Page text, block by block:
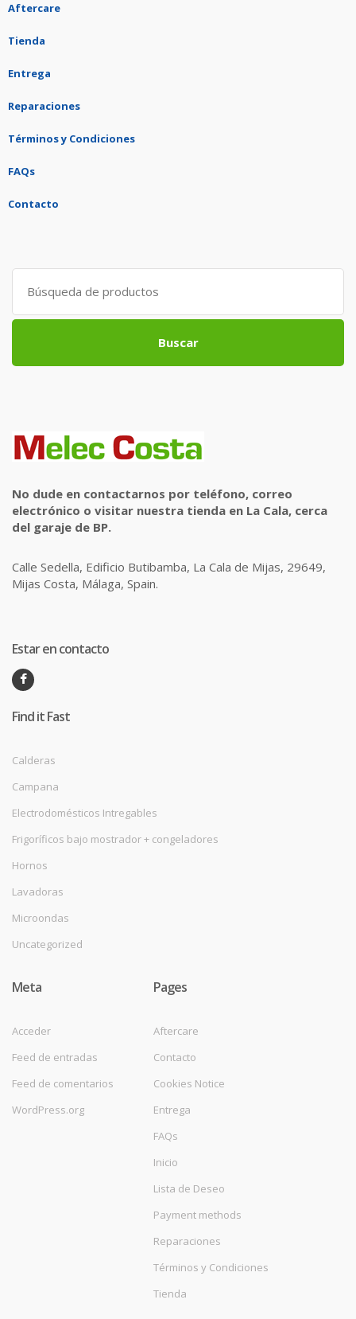
Aftercare
Tienda
Entrega
Reparaciones
Términos y Condiciones
FAQs
Contacto
Search
for:
Buscar
No dude en contactarnos por teléfono, correo
electrónico o visitar nuestra tienda en La Cala, cerca
del garaje de BP.
Calle Sedella, Edificio Butibamba, La Cala de Mijas, 29649,
Mijas Costa, Málaga, Spain.
Estar en contacto
Find it Fast
Calderas
Campana
Electrodomésticos Intregables
Frigoríficos bajo mostrador + congeladores
Hornos
Lavadoras
Microondas
Uncategorized
Meta
Acceder
Feed de entradas
Feed de comentarios
WordPress.org
Pages
Aftercare
Contacto
Cookies Notice
Entrega
FAQs
Inicio
Lista de Deseo
Payment methods
Reparaciones
Términos y Condiciones
Tienda